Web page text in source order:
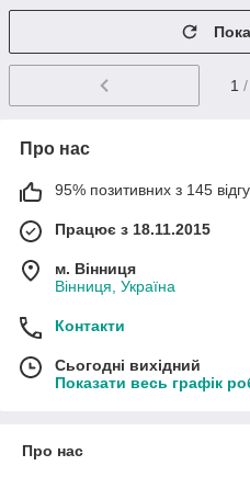
1
Про нас
95% позитивних з 145
Працює з 18.11.2015
м. Вінниця
Вінниця, Україна
Контакти
Сьогодні вихідний
Показати весь графік
Про нас